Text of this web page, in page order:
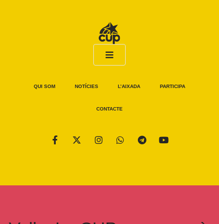
QUI SOM NOTÍCIES L’AIXADA PARTICIPA
CONTACTE